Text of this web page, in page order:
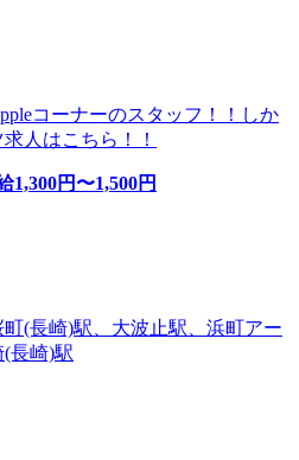
コーナーのスタッフ！！しか
人はこちら！！
1,300円〜1,500円
(長崎)駅、大波止駅、浜町アー
長崎)駅